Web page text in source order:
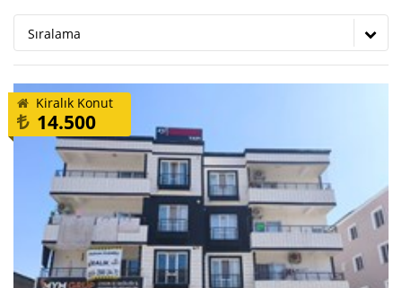
Sıralama
Kiralık Konut
14.500